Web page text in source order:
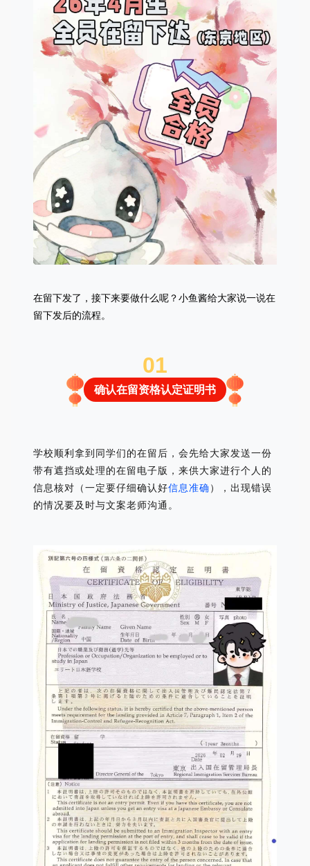
在留下发了，接下来要做什么呢？小鱼酱给大家说一说在
留下发后的流程。
01
确认在留资格认定证明书
学校顺利拿到同学们的在留后，会先给大家发送一份
带有遮挡或处理的在留电子版，来供大家进行个人的
信息核对（一定要仔细确认好信息准确），出现错误
的情况要及时与文案老师沟通。